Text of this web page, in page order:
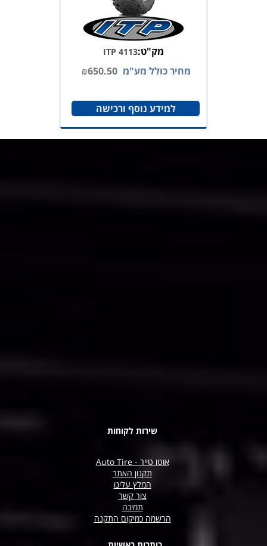
מק"ט:ITP 4113
מחיר כולל מע"מ ₪650.50
למידע נוסף ורכישה
שירות לקוחות
אוטו טייר - Auto Tire
תקנון האתר
המלץ עלינו
צור קשר
תמיכה
הרשמה כמיקום התקנה